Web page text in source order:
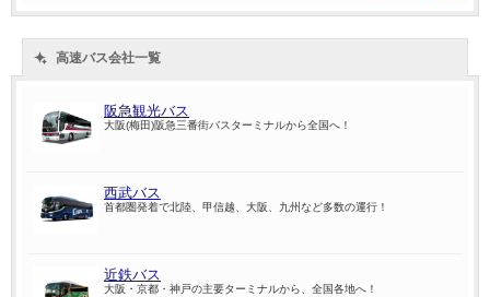
高速バス会社一覧
阪急観光バス
大阪(梅田)阪急三番街バスターミナルから全国へ！
西武バス
首都圏発着で北陸、甲信越、大阪、九州など多数の運行！
近鉄バス
大阪・京都・神戸の主要ターミナルから、全国各地へ！